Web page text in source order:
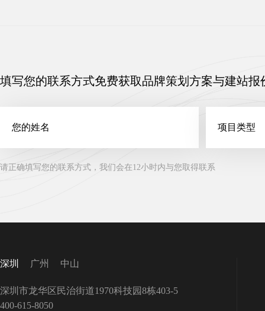
填写您的联系方式免费获取品牌策划方案与建站报
请正确填写您的联系方式，我们会在12小时内与您取得联系
深圳 广州 中山
深圳市龙华区民治街道1970科技园8栋403-5
400-615-8050